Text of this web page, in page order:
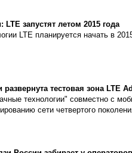
LTE запустят летом 2015 года
LTE планируется начать в
развернута тестовая зона LTE
технологии" совместно с
сети четвертого